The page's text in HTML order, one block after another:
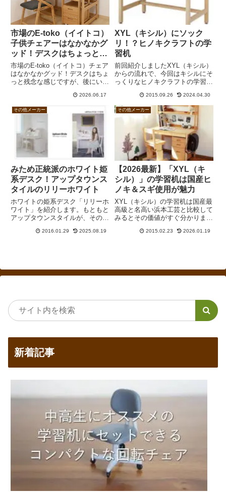
市場のE-toko（イイトコ）
子供チェアーはなかなかグ
ッド！デスクはちょっと残
念
市場のE-toko（イイトコ）チェア
はなかなかグッド！デスクはちょ
っと残念な感じですが、後にいず
2026.06.17
XYL（キシル）にソック
リ！？ヒノキクラフトの学
習机
前回紹介しましたXYL（キシル）
からの流れで、今回はキシルにそ
っくりなヒノキクラフトの学習机
静岡！キシルとヒノキクラフトは
材質も仕様も瓜二つキシル（浜松
市）とヒノキクラフト（静岡市）
はともに静岡県のメーカーで、...
2015.09.26 2024.04.30
その他メーカー
みため正統派のホワイト姫
系デスク！アップタウンス
タイルのリリーホワイト
ホワイトの姫系デスク「リリーホ
ワイト」を紹介します。もともと
アップタウンスタイルが、その後
販売元となっていましたが、現在
産地、材質、価格などのスペック
2016.01.29 2025.08.19
その他メーカー
【2026最新】「XYL（キ
シル）」の学習机は国産ヒ
ノキ＆スギ使用が魅力
XYL（キシル）の学習机は国産最
高級と名高い浜本工芸と比較して
みるとその価値がすぐ分かりま
ル塗装。浜本工芸はナラ材でウレ
2015.02.23 2026.01.19
新着記事